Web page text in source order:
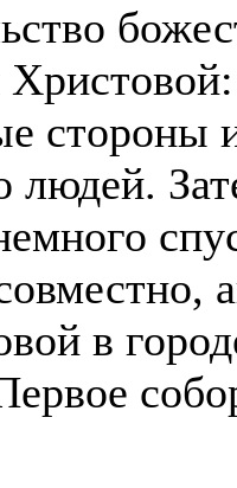
стороны
людей.
в